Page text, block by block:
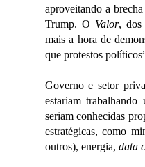
aproveitando a
Trump. O Valor, dos
mais a hora de
que protestos
Governo e setor
estariam
seriam conhecidas
estratégicas, como
outros), energia, data